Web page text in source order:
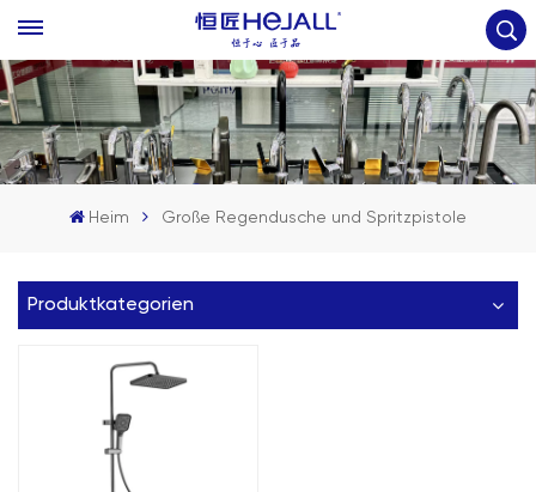
Heim Große Regendusche und Spritzpistole
Produktkategorien